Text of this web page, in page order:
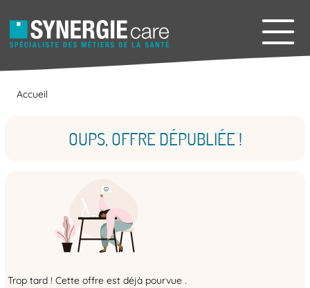
Accueil
OUPS, OFFRE DÉPUBLIÉE !
Trop tard ! Cette offre est déjà pourvue .